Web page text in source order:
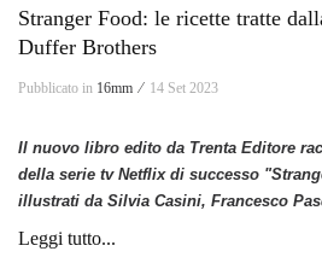
Stranger Food: le ricette tratte
Duffer Brothers
Pubblicato in 16mm ⁄ 14 Set 2023
Il nuovo libro edito da Trenta Editore
della serie tv Netflix di successo
illustrati da Silvia Casini, Francesco
Leggi tutto...